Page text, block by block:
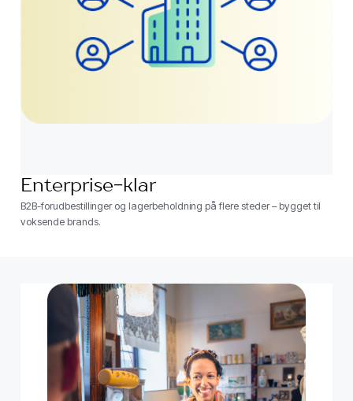
Enterprise-klar
B2B-forudbestillinger og lagerbeholdning på flere steder – bygget til
voksende brands.